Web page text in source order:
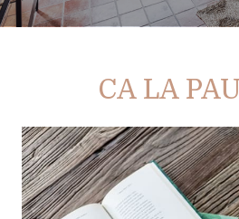
CA LA